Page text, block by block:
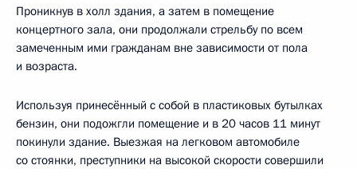
Проникнув в холл здания, а затем в помещение
концертного зала, они продолжали стрельбу по всем
замеченным ими гражданам вне зависимости от пола
и возраста.
Используя принесённый с собой в пластиковых бутылках
бензин, они подожгли помещение и в 20 часов 11 минут
покинули здание. Выезжая на легковом автомобиле
со стоянки, преступники на высокой скорости совершили